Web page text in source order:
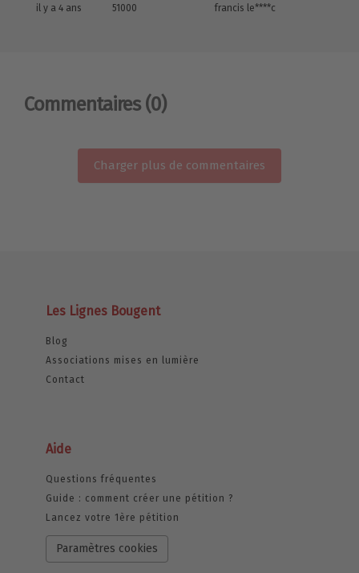
il y a 4 ans 51000 francis le****c
Commentaires (0)
Charger plus de commentaires
Les Lignes Bougent
Blog
Associations mises en lumière
Contact
Aide
Questions fréquentes
Guide : comment créer une pétition ?
Lancez votre 1ère pétition
Paramètres cookies